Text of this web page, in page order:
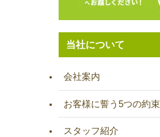
当社について
会社案内
お客様に誓う5つの約束
スタッフ紹介